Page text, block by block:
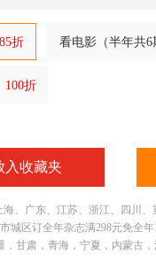
85折 看电影（半年共6
100折
入收藏夹
、广东、江苏、浙江、四川
区订全年杂志满298元免全
甘肃，青海，宁夏，内蒙古